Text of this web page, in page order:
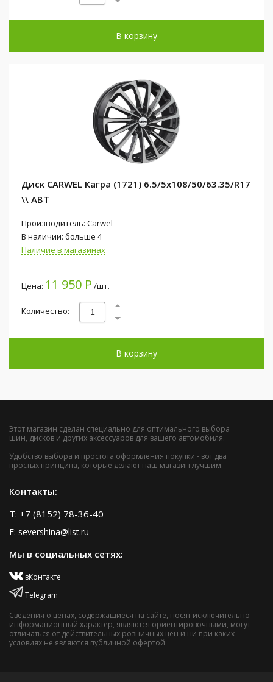
В корзину
Диск CARWEL Кагра (1721) 6.5/5x108/50/63.35/R17
\\ ABT
Производитель: Carwel
В наличии: больше 4
Наличие в магазинах
Цена: 11 950 Р /шт.
Количество:
В корзину
Этот магазин сделан специально для оптимального выбора
шин, дисков и других аксессуаров для вашего автомобиля.
Удобство выбора и простота оформления покупки - вот два
простых принципа, которые делают наш магазин лучшим.
Контакты:
T: +7 (8152) 78-36-40
E: severshina@list.ru
Мы в социальных сетях:
вКонтакте
Telegram
Сведения о ценах, содержащиеся на сайте, носят исключительно
информационный характер, являются ориентировочными, могут
отличаться от действительных розничных цен и ни при каких
условиях не являются публичной офертой